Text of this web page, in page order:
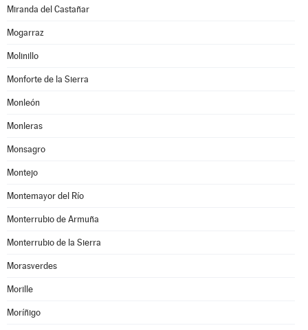
Miranda del Castañar
Mogarraz
Molinillo
Monforte de la Sierra
Monleón
Monleras
Monsagro
Montejo
Montemayor del Río
Monterrubio de Armuña
Monterrubio de la Sierra
Morasverdes
Morille
Moríñigo